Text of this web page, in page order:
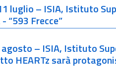
luglio – ISIA, Istituto
“593 Frecce”
agosto – ISIA, Istituto
HEARTz sarà